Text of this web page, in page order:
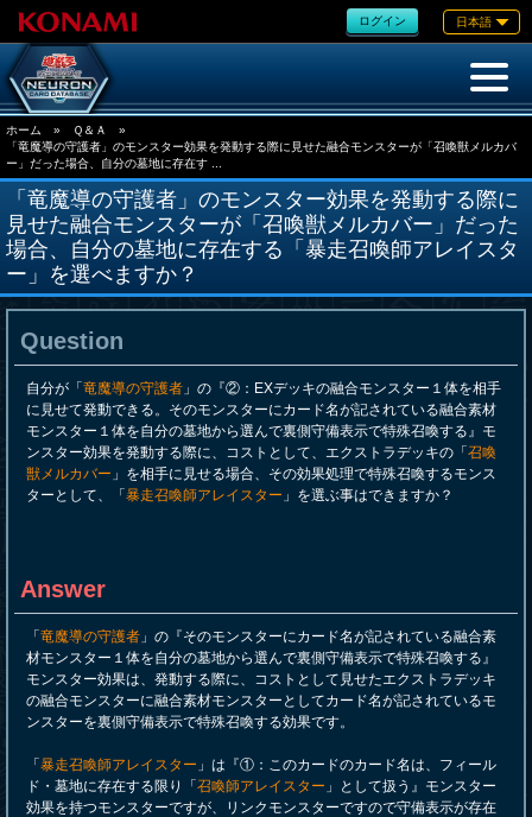
ログイン 日本語
ホーム » Ｑ＆Ａ
»
「竜魔導の守護者」のモンスター効果を発動する際に見せた融合モンスターが「召喚獣メルカバ
ー」だった場合、自分の墓地に存在す ...
「竜魔導の守護者」のモンスター効果を発動する際に
見せた融合モンスターが「召喚獣メルカバー」だった
場合、自分の墓地に存在する「暴走召喚師アレイスタ
ー」を選べますか？
Question
自分が「 竜魔導の守護者 」の『②：EXデッキの融合モンスター１体を相手
に見せて発動できる。そのモンスターにカード名が記されている融合素材
モンスター１体を自分の墓地から選んで裏側守備表示で特殊召喚する』モ
ンスター効果を発動する際に、コストとして、エクストラデッキの「 召喚
獣メルカバー 」を相手に見せる場合、その効果処理で特殊召喚するモンス
ターとして、「 暴走召喚師アレイスター 」を選ぶ事はできますか？
Answer
「 竜魔導の守護者 」の『そのモンスターにカード名が記されている融合素
材モンスター１体を自分の墓地から選んで裏側守備表示で特殊召喚する』
モンスター効果は、発動する際に、コストとして見せたエクストラデッキ
の融合モンスターに融合素材モンスターとしてカード名が記されているモ
ンスターを裏側守備表示で特殊召喚する効果です。
「 暴走召喚師アレイスター 」は『①：このカードのカード名は、フィール
ド・墓地に存在する限り「 召喚師アレイスター 」として扱う』モンスター
効果を持つモンスターですが、リンクモンスターですので守備表示が存在